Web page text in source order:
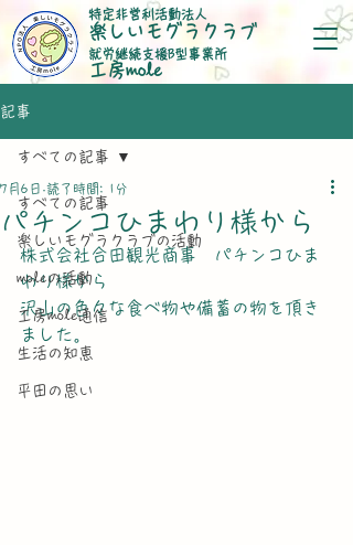
特定非営利活動法人
楽しいモグラクラブ
就労継続支援B型事業所
​工房mole
記事
すべての記事
楽しいモグラクラブの活動
moleの活動
工房mole通信
生活の知恵
平田の思い
すべての記事
パチンコひまわり様から
7月6日 読了時間: 1分
株式会社合田観光商事　パチンコひま
わり様から
沢山の色々な食べ物や備蓄の物を頂き
ました。